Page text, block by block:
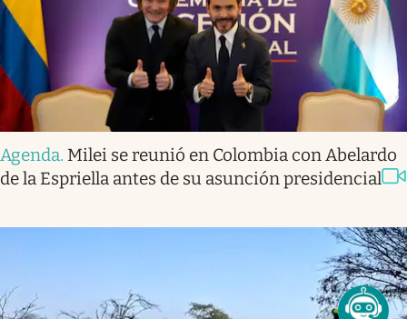
Agenda. Milei se reunió en Colombia con Abelardo
de la Espriella antes de su asunción presidencial